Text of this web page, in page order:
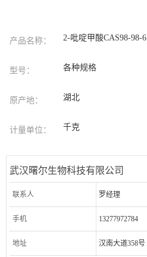
产品名称： 2-吡啶甲酸CAS98-98-6
型号： 各种规格
原产地： 湖北
计量单位： 千克
武汉曙尔生物科技有限公司
联系人 罗经理
手机 13277972784
地址 汉南大道358号